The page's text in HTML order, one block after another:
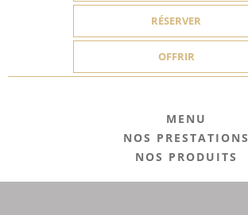
RÉSERVER
OFFRIR
MENU
NOS PRESTATIONS
NOS PRODUITS